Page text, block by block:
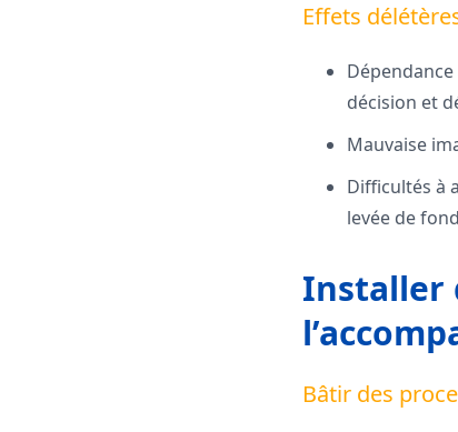
Effets
décision et
Mauvaise
Difficultés à
levée de
Installer
Bâtir des